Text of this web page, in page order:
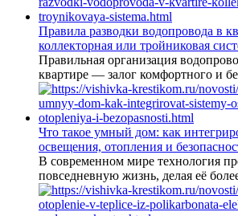
Правила разводки водопровода в
коллекторная или тройниковая
Правильная организация
квартире — залог комфортного и
Что такое умный дом: как
освещения, отопления и
В современном мире технология
повседневную жизнь, делая её